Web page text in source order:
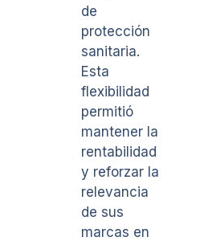
de
protección
sanitaria.
Esta
flexibilidad
permitió
mantener la
rentabilidad
y reforzar la
relevancia
de sus
marcas en